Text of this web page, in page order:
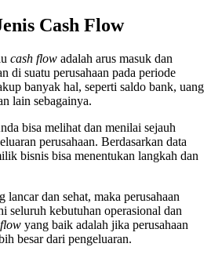
Cash Flow
cash flow adalah arus masuk dan
di suatu perusahaan pada periode
banyak hal, seperti saldo bank, uang
lain sebagainya.
bisa melihat dan menilai sejauh
perusahaan. Berdasarkan data
bisnis bisa menentukan langkah dan
lancar dan sehat, maka perusahaan
seluruh kebutuhan operasional dan
yang baik adalah jika perusahaan
besar dari pengeluaran.